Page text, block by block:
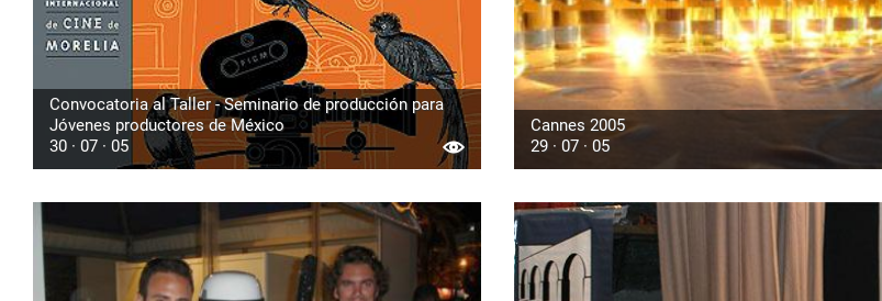
Convocatoria al Taller - Seminario de producción para
Jóvenes productores de México
30 · 07 · 05
Cannes 2005
29 · 07 · 05